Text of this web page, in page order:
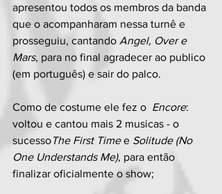
apresentou todos os membros da banda
que o acompanharam nessa turnê e
prosseguiu, cantando Angel, Over e
Mars, para no final agradecer ao publico
(em português) e sair do palco.
Como de costume ele fez o Encore:
voltou e cantou mais 2 musicas - o
sucessoThe First Time e Solitude (No
One Understands Me), para então
finalizar oficialmente o show;